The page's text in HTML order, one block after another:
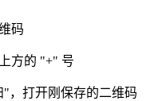
码
方的 "+" 号
，打开刚保存的二维码